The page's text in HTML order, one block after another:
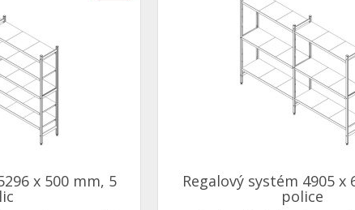
x 500 mm, 5 Regalový systém 4905 x
police